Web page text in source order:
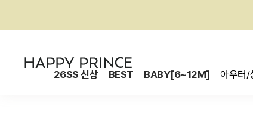
26SS 신상 BEST BABY[6~12M] 아우터/